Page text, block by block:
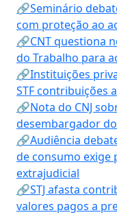
🔗Seminário
com proteção ao
🔗CNT questiona
do Trabalho para
🔗Instituições
STF contribuições
🔗Nota do CNJ
desembargador do
🔗Audiência
de consumo exige
extrajudicial
🔗STJ afasta
valores pagos a